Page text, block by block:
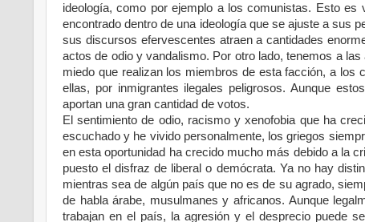
ideología, como por ejemplo a los comunistas. Esto
encontrado dentro de una ideología que se ajuste a sus
sus discursos efervescentes atraen a cantidades
actos de odio y vandalismo. Por otro lado, tenemos a
miedo que realizan los miembros de esta facción, a
ellas, por inmigrantes ilegales peligrosos. Aunque
aportan una gran cantidad de votos.
El sentimiento de odio, racismo y xenofobia que ha
escuchado y he vivido personalmente, los griegos
en esta oportunidad ha crecido mucho más debido a la
puesto el disfraz de liberal o demócrata. Ya no hay
mientras sea de algún país que no es de su agrado,
de habla árabe, musulmanes y africanos. Aunque
trabajan en el país, la agresión y el desprecio puede